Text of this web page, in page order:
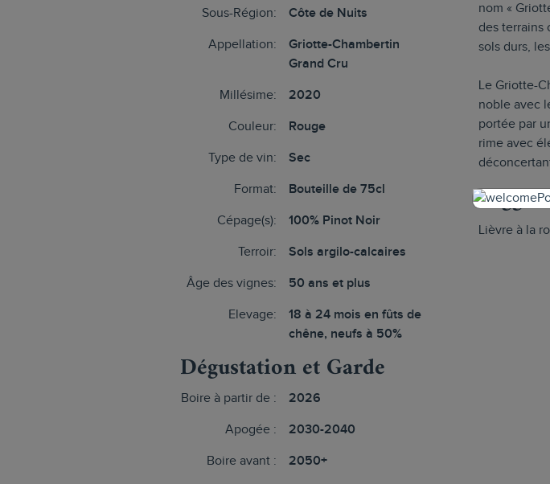
Sous-Région: Côte de Nuits
Appellation:
Griotte-Chambertin
Grand Cru
Millésime: 2020
Couleur: Rouge
Type de vin: Sec
Format: Bouteille de 75cl
Cépage(s): 100% Pinot Noir
Terroir: Sols argilo-calcaires
Âge des vignes: 50 ans et plus
Elevage:
18 à 24 mois en fûts de
chêne, neufs à 50%
Dégustation et Garde
Boire à partir de : 2026
Apogée : 2030-2040
Boire avant : 2050+
nom «
des terrains
sols durs,
Le Griotte-
noble avec
portée par
rime avec
Lièvre à la